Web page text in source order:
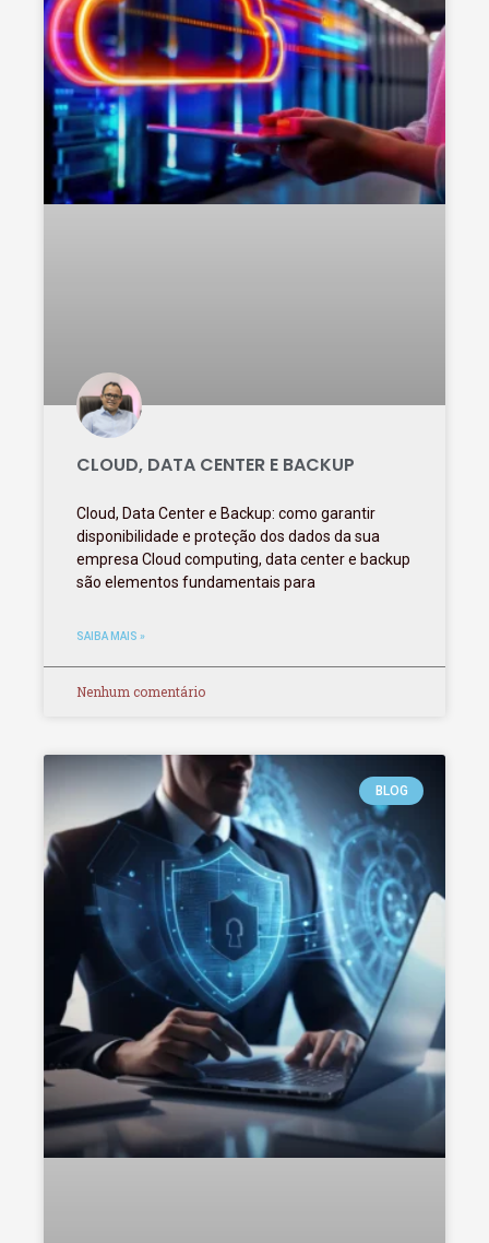
CLOUD, DATA CENTER E BACKUP
Cloud, Data Center e Backup: como garantir
disponibilidade e proteção dos dados da sua
empresa Cloud computing, data center e backup
são elementos fundamentais para
SAIBA MAIS »
Nenhum comentário
BLOG